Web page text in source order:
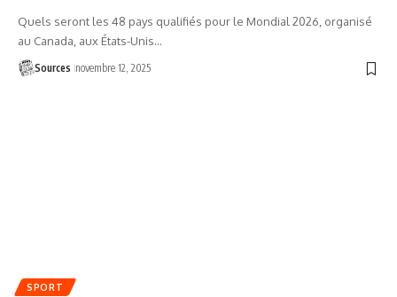
Quels seront les 48 pays qualifiés pour le Mondial 2026, organisé
au Canada, aux États-Unis…
Sources novembre 12, 2025
SPORT